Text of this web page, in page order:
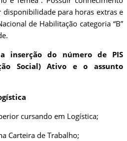
disponibilidade para horas extras e
de Habilitação categoria “B”
inserção do número de PIS
Social) Ativo e o assunto
cursando em Logística;
Carteira de Trabalho;